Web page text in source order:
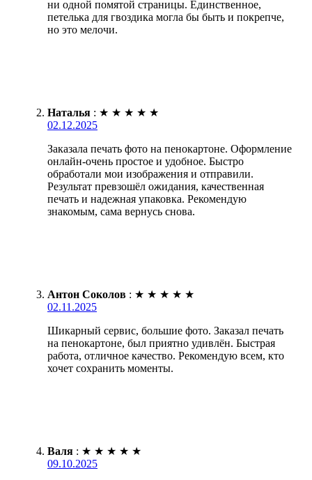
ни одной помятой страницы. Единственное,
петелька для гвоздика могла бы быть и покрепче,
но это мелочи.
Наталья : ★ ★ ★ ★ ★
02.12.2025
Заказала печать фото на пенокартоне. Оформление
онлайн-очень простое и удобное. Быстро
обработали мои изображения и отправили.
Результат превзошёл ожидания, качественная
печать и надежная упаковка. Рекомендую
знакомым, сама вернусь снова.
Антон Соколов : ★ ★ ★ ★ ★
02.11.2025
Шикарный сервис, большие фото. Заказал печать
на пенокартоне, был приятно удивлён. Быстрая
работа, отличное качество. Рекомендую всем, кто
хочет сохранить моменты.
Валя : ★ ★ ★ ★ ★
09.10.2025